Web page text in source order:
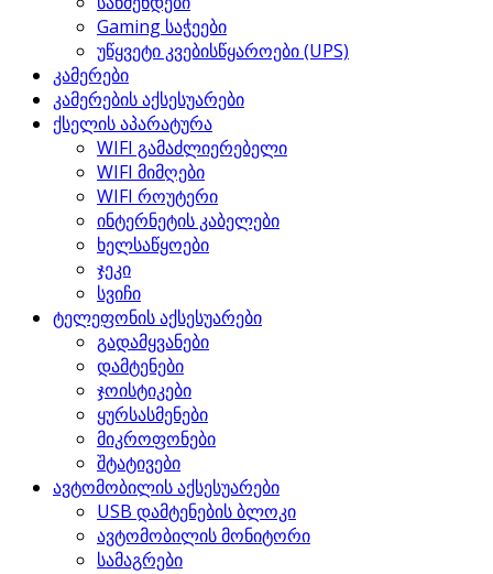
Gaming საჭეები
უწყვეტი კვებისწყაროები (UPS)
კამერები
კამერების აქსესუარები
ქსელის აპარატურა
WIFI გამაძლიერებელი
WIFI მიმღები
WIFI როუტერი
ინტერნეტის კაბელები
ხელსაწყოები
ჯეკი
სვიჩი
ტელეფონის აქსესუარები
გადამყვანები
დამტენები
ჯოისტიკები
ყურსასმენები
მიკროფონები
შტატივები
ავტომობილის აქსესუარები
USB დამტენების ბლოკი
ავტომობილის მონიტორი
სამაგრები